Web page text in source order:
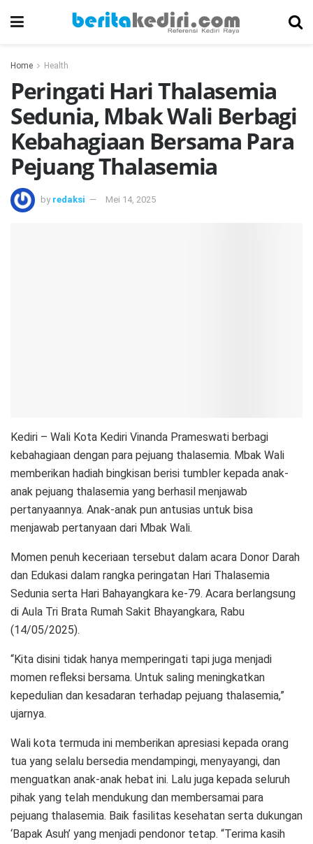
Home Health
Peringati Hari Thalasemia
Sedunia, Mbak Wali Berbagi
Kebahagiaan Bersama Para
Pejuang Thalasemia
by redaksi Mei 14, 2025
Kediri – Wali Kota Kediri Vinanda Prameswati berbagi
kebahagiaan dengan para pejuang thalasemia. Mbak Wali
memberikan hadiah bingkisan berisi tumbler kepada anak-
anak pejuang thalasemia yang berhasil menjawab
pertanyaannya. Anak-anak pun antusias untuk bisa
menjawab pertanyaan dari Mbak Wali.
Momen penuh keceriaan tersebut dalam acara Donor Darah
dan Edukasi dalam rangka peringatan Hari Thalasemia
Sedunia serta Hari Bahayangkara ke-79. Acara berlangsung
di Aula Tri Brata Rumah Sakit Bhayangkara, Rabu
(14/05/2025).
“Kita disini tidak hanya memperingati tapi juga menjadi
momen refleksi bersama. Untuk saling meningkatkan
kepedulian dan kesadaran terhadap pejuang thalasemia,”
ujarnya.
Wali kota termuda ini memberikan apresiasi kepada orang
tua yang selalu bersedia mendampingi, menyayangi, dan
menguatkan anak-anak hebat ini. Lalu juga kepada seluruh
pihak yang telah mendukung dan membersamai para
pejuang thalasemia. Baik fasilitas kesehatan serta dukungan
‘Bapak Asuh’ yang menjadi pendonor tetap. “Terima kasih